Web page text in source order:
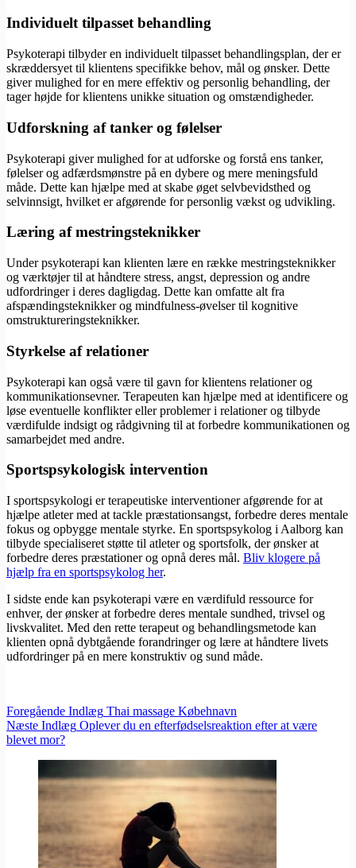
Individuelt tilpasset behandling
Psykoterapi tilbyder en individuelt tilpasset behandlingsplan, der er
skræddersyet til klientens specifikke behov, mål og ønsker. Dette
giver mulighed for en mere effektiv og personlig behandling, der
tager højde for klientens unikke situation og omstændigheder.
Udforskning af tanker og følelser
Psykoterapi giver mulighed for at udforske og forstå ens tanker,
følelser og adfærdsmønstre på en dybere og mere meningsfuld
måde. Dette kan hjælpe med at skabe øget selvbevidsthed og
selvinnsigt, hvilket er afgørende for personlig vækst og udvikling.
Læring af mestringsteknikker
Under psykoterapi kan klienten lære en række mestringsteknikker
og værktøjer til at håndtere stress, angst, depression og andre
udfordringer i deres dagligdag. Dette kan omfatte alt fra
afspændingsteknikker og mindfulness-øvelser til kognitive
omstruktureringsteknikker.
Styrkelse af relationer
Psykoterapi kan også være til gavn for klientens relationer og
kommunikationsevner. Terapeuten kan hjælpe med at identificere og
løse eventuelle konflikter eller problemer i relationer og tilbyde
værdifulde indsigt og rådgivning til at forbedre kommunikationen og
samarbejdet med andre.
Sportspsykologisk intervention
I sportspsykologi er terapeutiske interventioner afgørende for at
hjælpe atleter med at tackle præstationsangst, forbedre deres mentale
fokus og opbygge mentale styrke. En sportspsykolog i Aalborg kan
tilbyde specialiseret støtte til atleter og sportsfolk, der ønsker at
forbedre deres præstationer og opnå deres mål. Bliv klogere på
hjælp fra en sportspsykolog her.
I sidste ende kan psykoterapi være en værdifuld ressource for
enhver, der ønsker at forbedre deres mentale sundhed, trivsel og
livskvalitet. Med den rette terapeut og behandlingsmetode kan
klienten opnå dybtgående forandringer og lære at håndtere livets
udfordringer på en mere konstruktiv og sund måde.
Foregående Indlæg Thai massage Købehnavn
Næste Indlæg Oplever du en efterfødselsreaktion efter at være
blevet mor?